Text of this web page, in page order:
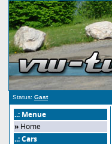
Status: Gast
..: Menue
» Home
..: Cars